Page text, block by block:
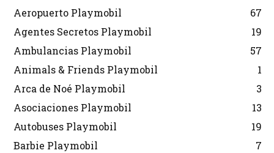
Aeropuerto Playmobil
67
Agentes Secretos Playmobil
19
Ambulancias Playmobil
57
Animals & Friends Playmobil
1
Arca de Noé Playmobil
3
Asociaciones Playmobil
13
Autobuses Playmobil
19
Barbie Playmobil
7